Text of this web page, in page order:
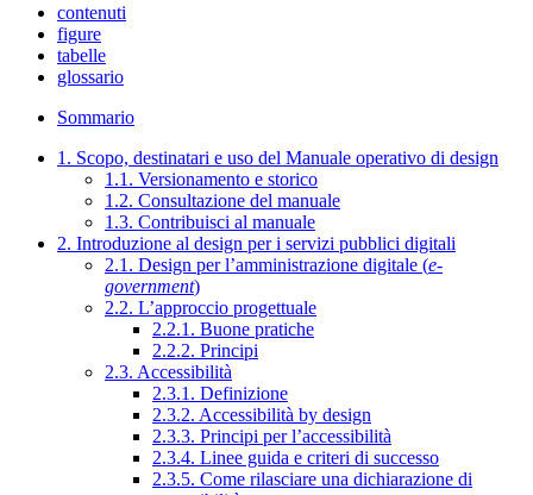
contenuti
figure
tabelle
glossario
Sommario
1. Scopo, destinatari e uso del Manuale operativo di design
1.1. Versionamento e storico
1.2. Consultazione del manuale
1.3. Contribuisci al manuale
2. Introduzione al design per i servizi pubblici digitali
2.1. Design per l’amministrazione digitale (e-
government)
2.2. L’approccio progettuale
2.2.1. Buone pratiche
2.2.2. Principi
2.3. Accessibilità
2.3.1. Definizione
2.3.2. Accessibilità by design
2.3.3. Principi per l’accessibilità
2.3.4. Linee guida e criteri di successo
2.3.5. Come rilasciare una dichiarazione di